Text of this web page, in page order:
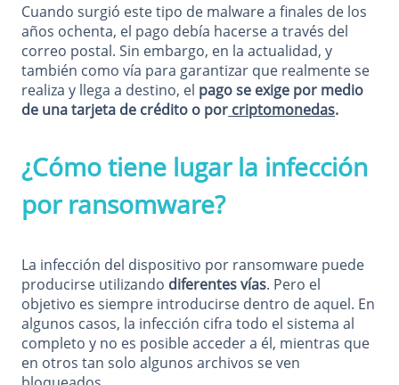
Cuando surgió este tipo de malware a finales de los
años ochenta, el pago debía hacerse a través del
correo postal. Sin embargo, en la actualidad, y
también como vía para garantizar que realmente se
realiza y llega a destino, el pago se exige por medio
de una tarjeta de crédito o por criptomonedas.
¿Cómo tiene lugar la infección
por ransomware?
La infección del dispositivo por ransomware puede
producirse utilizando diferentes vías. Pero el
objetivo es siempre introducirse dentro de aquel. En
algunos casos, la infección cifra todo el sistema al
completo y no es posible acceder a él, mientras que
en otros tan solo algunos archivos se ven